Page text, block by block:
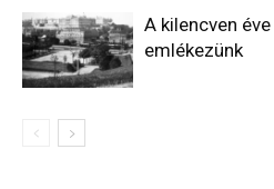
A kilencven
emlékezünk